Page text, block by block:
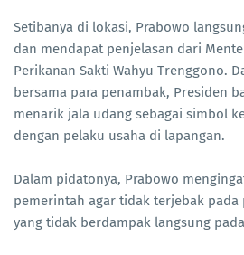
Setibanya di lokasi, Prabowo
dan mendapat penjelasan dari
Perikanan Sakti Wahyu Trenggono.
bersama para penambak, Presiden
menarik jala udang sebagai simbol
dengan pelaku usaha di lapangan.
Dalam pidatonya, Prabowo
pemerintah agar tidak terjebak
yang tidak berdampak langsung